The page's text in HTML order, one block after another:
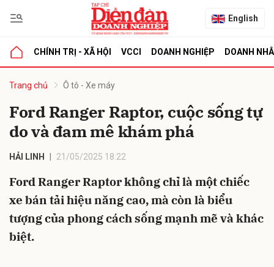
English
CHÍNH TRỊ - XÃ HỘI VCCI DOANH NGHIỆP DOANH
Trang chủ Ô tô - Xe máy
Ford Ranger Raptor, cuộc sống tự
do và đam mê khám phá
HẢI LINH 21/05/2025 18:22
Ford Ranger Raptor không chỉ là một chiếc
xe bán tải hiệu năng cao, mà còn là biểu
tượng của phong cách sống mạnh mẽ và khác
biệt.
luận
Hủy